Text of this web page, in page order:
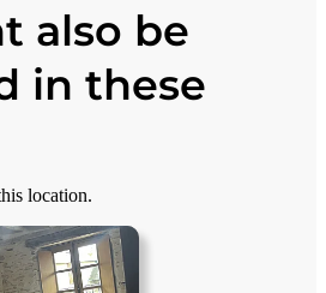
also be
in these
location.